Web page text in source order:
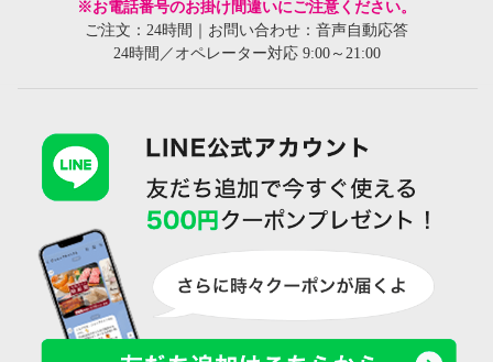
※お電話番号のお掛け間違いにご注意ください。
ご注文：24時間｜お問い合わせ：音声自動応答
24時間／オペレーター対応 9:00～21:00